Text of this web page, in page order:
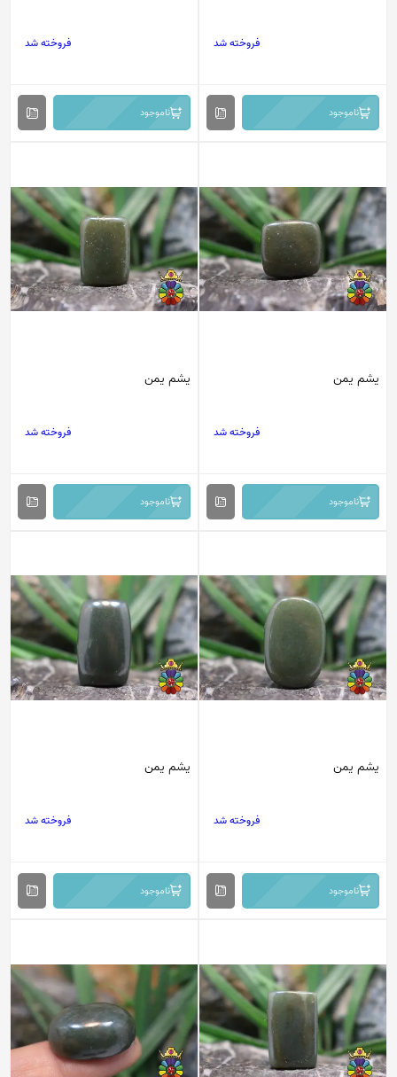
فروخته شد
ناموجود
فروخته شد
ناموجود
یشم یمن
فروخته شد
ناموجود
یشم یمن
فروخته شد
ناموجود
یشم یمن
فروخته شد
ناموجود
یشم یمن
فروخته شد
ناموجود